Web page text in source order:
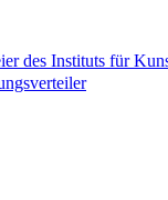
des Instituts für